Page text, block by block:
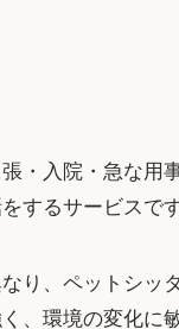
・入院・急な用
するサービスです
り、ペットシッ
、環境の変化に